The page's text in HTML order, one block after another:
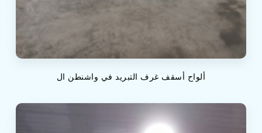
ألواح أسقف غرف التبريد في واشنطن ال